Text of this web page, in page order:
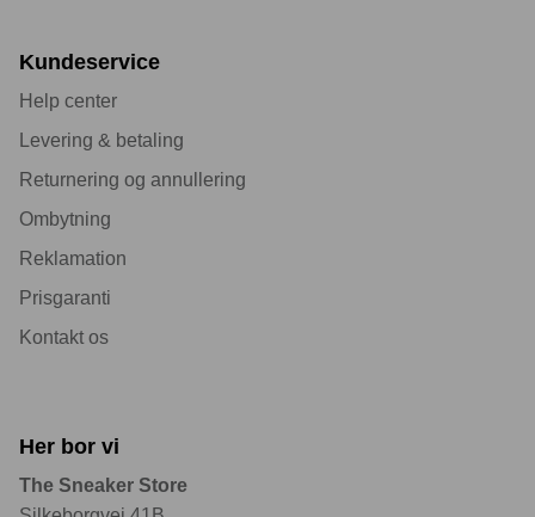
Kundeservice
Help center
Levering & betaling
Returnering og annullering
Ombytning
Reklamation
Prisgaranti
Kontakt os
Her bor vi
The Sneaker Store